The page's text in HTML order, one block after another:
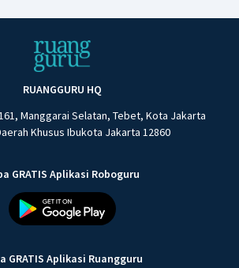
RUANGGURU HQ
Manggarai Selatan, Tebet, Kota Jakarta
Khusus Ibukota Jakarta 12860
GRATIS Aplikasi Roboguru
GRATIS Aplikasi Ruangguru